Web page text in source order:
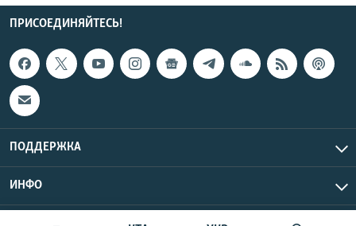
ПРИСОЕДИНЯЙТЕСЬ!
ПОДДЕРЖКА
ИНФО